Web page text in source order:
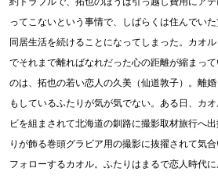
ってこないという事情で、しばらくは住んでい
同居生活を続けることになってしまった。カオ
でそれまで離ればなれだった心の距離が縮まっ
のは、拓也の若い恋人の久美（仙道敦子）。離
もしているふたりが気が気でない。ある日、カ
ビを組まされて北海道の釧路に撮影取材旅行へ
りが飾る巻頭グラビア用の撮影に抜擢されて気
フォローするカオル。ふたりはまるで恋人時代